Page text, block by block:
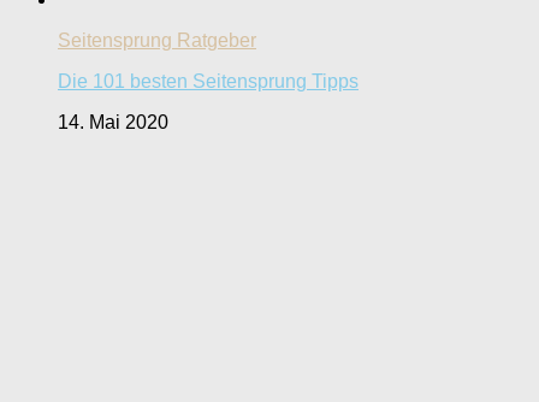
Seitensprung Ratgeber
Die 101 besten Seitensprung Tipps
14. Mai 2020